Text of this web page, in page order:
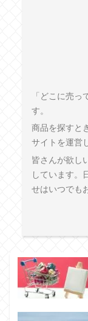
「どこに売
す。
商品を探すと
サイトを運営
皆さんが欲し
しています。
せはいつでも